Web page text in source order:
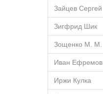
Зайцев Сергей
Зигфрид Шик
Зощенко М. М.
Иван Ефремов
Иржи Кулка